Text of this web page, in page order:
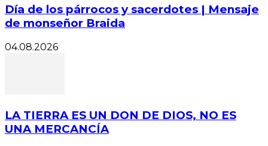
Día de los párrocos y sacerdotes | Mensaje
de monseñor Braida
04.08.2026
LA TIERRA ES UN DON DE DIOS, NO ES
UNA MERCANCÍA